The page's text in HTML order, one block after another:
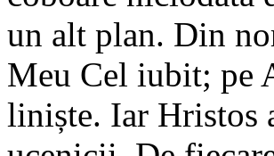
un alt plan. Din
Meu Cel iubit; pe
liniște. Iar Hristos